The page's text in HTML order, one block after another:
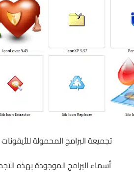
تجميعة البرامج المحمولة للأيقونات
أسماء البرامج الموجودة بهذه